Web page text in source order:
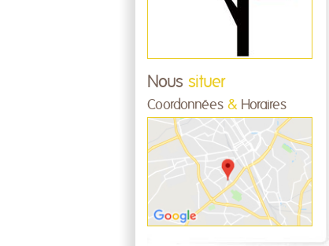
Nous situer
Coordonnées & Horaires